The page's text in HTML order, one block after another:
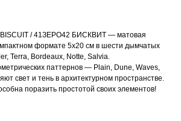
BISCUIT / 41ЗЕРО42 БИСКВИТ — матовая
формате 5x20 см в шести дымчатых
Terra, Bordeaux, Notte, Salvia.
паттернов — Plain, Dune, Waves,
свет и тень в архитектурном пространстве.
поразить простотой своих элементов!